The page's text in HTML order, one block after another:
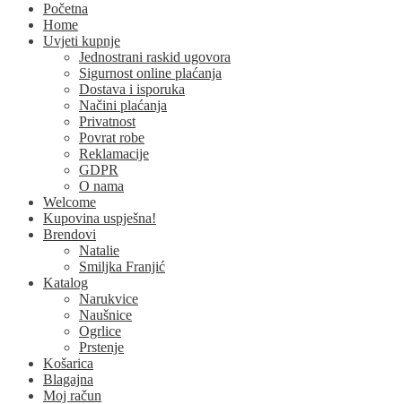
Početna
Home
Uvjeti kupnje
Jednostrani raskid ugovora
Sigurnost online plaćanja
Dostava i isporuka
Načini plaćanja
Privatnost
Povrat robe
Reklamacije
GDPR
O nama
Welcome
Kupovina uspješna!
Brendovi
Natalie
Smiljka Franjić
Katalog
Narukvice
Naušnice
Ogrlice
Prstenje
Košarica
Blagajna
Moj račun